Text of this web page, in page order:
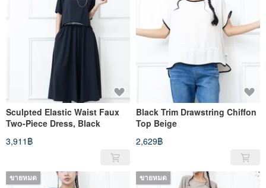
Sculpted Elastic Waist Faux
Two-Piece Dress, Black
3,911฿
Black Trim Drawstring Chiffon
Top Beige
2,629฿
ขายหมด ขายหมด